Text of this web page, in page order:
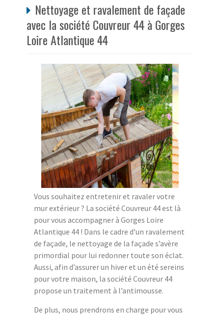
Nettoyage et ravalement de façade
avec la société Couvreur 44 à Gorges
Loire Atlantique 44
Vous souhaitez entretenir et ravaler votre
mur extérieur ? La société Couvreur 44 est là
pour vous accompagner à Gorges Loire
Atlantique 44 ! Dans le cadre d’un ravalement
de façade, le nettoyage de la façade s’avère
primordial pour lui redonner toute son éclat.
Aussi, afin d’assurer un hiver et un été sereins
pour votre maison, la société Couvreur 44
propose un traitement à l’antimousse.
De plus, nous prendrons en charge pour vous